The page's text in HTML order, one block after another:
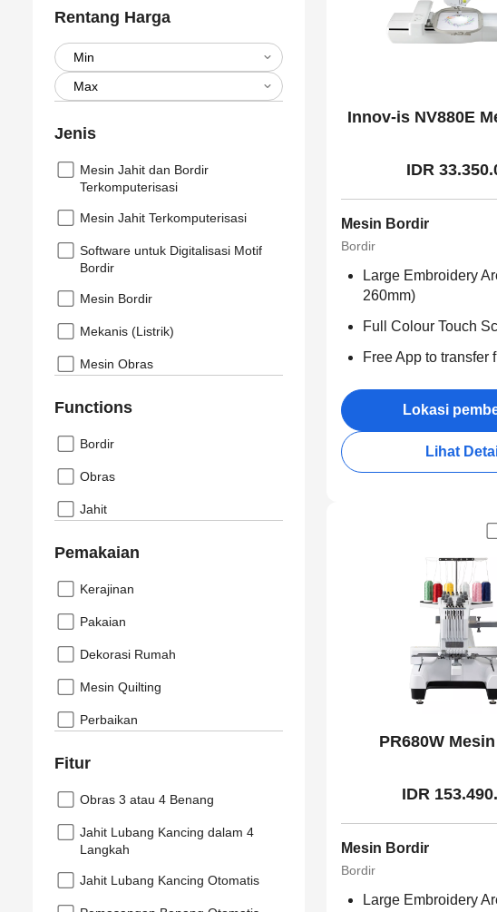
Rentang Harga
Jenis
Mesin Jahit dan Bordir
Terkomputerisasi
Mesin Jahit Terkomputerisasi
Software untuk Digitalisasi Motif
Bordir
Mesin Bordir
Mekanis (Listrik)
Mesin Obras
Functions
Bordir
Obras
Jahit
Pemakaian
Kerajinan
Pakaian
Dekorasi Rumah
Mesin Quilting
Perbaikan
Fitur
Obras 3 atau 4 Benang
Jahit Lubang Kancing dalam 4
Langkah
Jahit Lubang Kancing Otomatis
Innov-is NV880E
IDR
Mesin Bordir
Bordir
Large Embroidery
260mm)
Full Colour Touch
Free App to transfer
Lokasi
Lihat
PR680W
IDR
Mesin Bordir
Bordir
Large Embroidery